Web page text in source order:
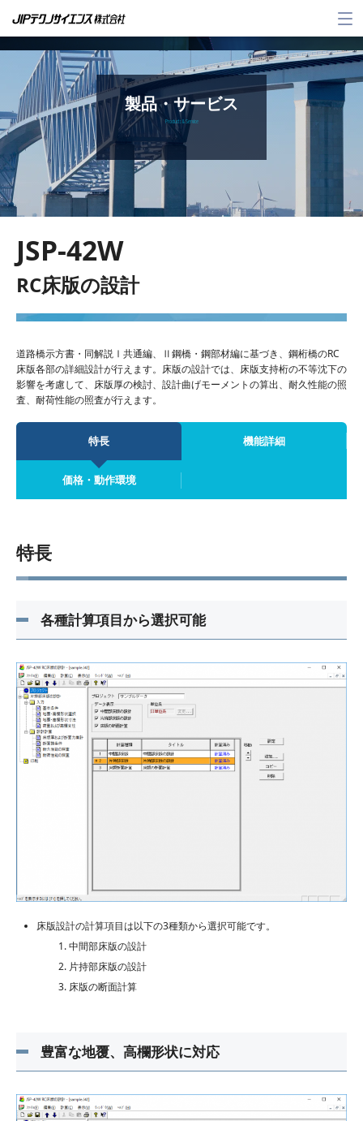
メ
ー
製品・サービス
Products & Service
JSP-42W
RC床版の設計
道路橋示方書・同解説Ⅰ共通編、Ⅱ鋼橋・鋼部材編に基づき、鋼桁橋のRC
床版各部の詳細設計が行えます。床版の設計では、床版支持桁の不等沈下の
影響を考慮して、床版厚の検討、設計曲げモーメントの算出、耐久性能の照
査、耐荷性能の照査が行えます。
特長 機能詳細
価格・動作環境
特長
各種計算項目から選択可能
床版設計の計算項目は以下の3種類から選択可能です。
中間部床版の設計
片持部床版の設計
床版の断面計算
豊富な地覆、高欄形状に対応